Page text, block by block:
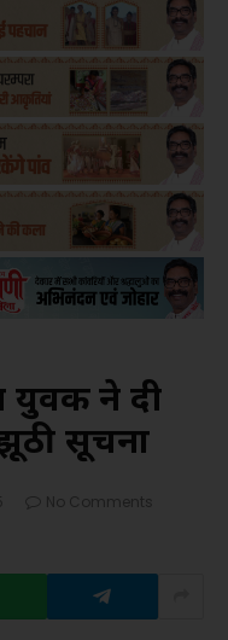
युवक ने दी
सूचना
No Comments